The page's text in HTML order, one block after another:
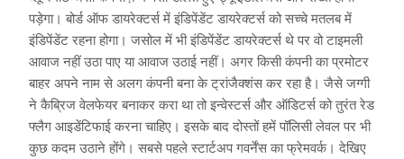
पड़ेगा। बोर्ड ऑफ डायरेक्टर्स में इंडिपेंडेंट डायरेक्टर्स को सच्चे मतलब में
इंडिपेंडेंट रहना होगा। जसोल में भी इंडिपेंडेंट डायरेक्टर्स थे पर वो टाइमली
आवाज नहीं उठा पाए या आवाज उठाई नहीं। अगर किसी कंपनी का प्रमोटर
बाहर अपने नाम से अलग कंपनी बना के ट्रांजैक्शंस कर रहा है। जैसे जग्गी
ने कैब्रिज वेलफेयर बनाकर करा था तो इन्वेस्टर्स और ऑडिटर्स को तुरंत रेड
फ्लैग आइडेंटिफाई करना चाहिए। इसके बाद दोस्तों हमें पॉलिसी लेवल पर भी
कुछ कदम उठाने होंगे। सबसे पहले स्टार्टअप गवर्नेंस का फ्रेमवर्क। देखिए